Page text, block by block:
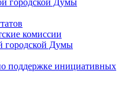
городской Думы
комиссии
городской Думы
поддержке инициативных